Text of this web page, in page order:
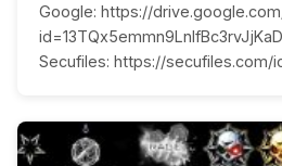
Google: https://
Secufiles: https://secufiles.com/